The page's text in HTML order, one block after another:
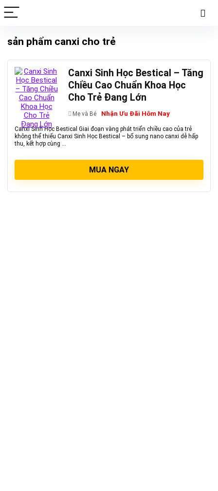
sản phẩm canxi cho trẻ
Canxi Sinh Học Bestical – Tăng
Chiều Cao Chuẩn Khoa Học
Cho Trẻ Đang Lớn
Mẹ và Bé Nhận Ưu Đãi Hôm Nay
Canxi Sinh Học Bestical Giai đoạn vàng phát triển chiều cao của trẻ
không thể thiếu Canxi Sinh Học Bestical – bổ sung nano canxi dễ hấp
thu, kết hợp cùng ...
MUA NGAY